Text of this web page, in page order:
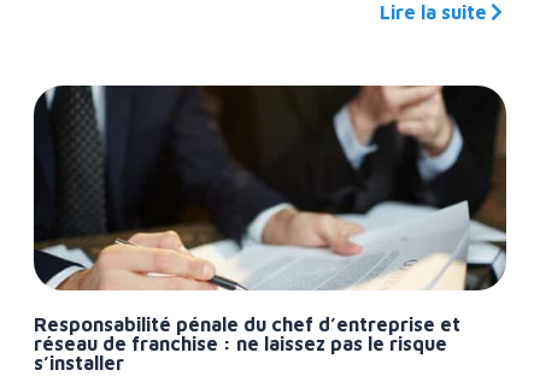
Lire la suite
Responsabilité pénale du chef d’entreprise et
réseau de franchise : ne laissez pas le risque
s’installer